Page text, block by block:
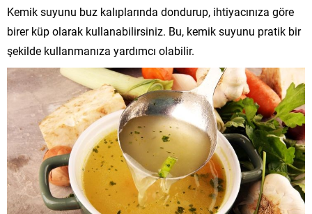
Kemik suyunu buz kalıplarında dondurup, ihtiyacınıza göre
birer küp olarak kullanabilirsiniz. Bu, kemik suyunu pratik bir
şekilde kullanmanıza yardımcı olabilir.